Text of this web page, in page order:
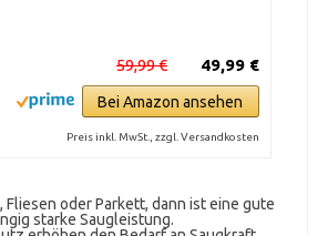
49,99 €
59,99 €
Bei Amazon ansehen
Preis inkl. MwSt., zzgl. Versandkosten
Fliesen oder Parkett, dann ist eine gute
starke Saugleistung.